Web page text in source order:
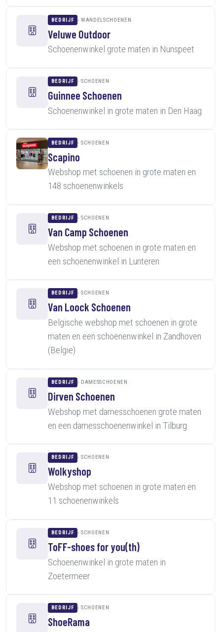
BEDRIJF WANDELSCHOENEN
Veluwe Outdoor
Schoenenwinkel grote maten in Nunspeet
BEDRIJF SCHOENEN
Guinnee Schoenen
Schoenenwinkel in grote maten in Den Haag
BEDRIJF SCHOENEN
Scapino
Webshop met schoenen in grote maten en
148 schoenenwinkels
BEDRIJF SCHOENEN
Van Camp Schoenen
Webshop met schoenen in grote maten en
een schoenenwinkel in Lunteren
BEDRIJF SCHOENEN
Van Loock Schoenen
Belgische webshop met schoenen in grote
maten en een schoenenwinkel in Zandhoven
(Belgie)
BEDRIJF DAMESSCHOENEN
Dirven Schoenen
Webshop met damesschoenen grote maten
en een damesschoenenwinkel in Tilburg
BEDRIJF SCHOENEN
Wolkyshop
Webshop met schoenen in grote maten en
11 schoenenwinkels
BEDRIJF SCHOENEN
ToFF-shoes for you(th)
Schoenenwinkel in grote maten in
Zoetermeer
BEDRIJF SCHOENEN
ShoeRama